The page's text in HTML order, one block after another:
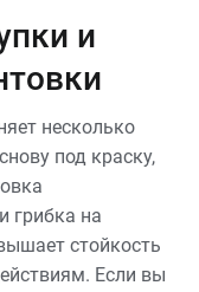
и
несколько
под краску,
грибка на
стойкость
Если вы